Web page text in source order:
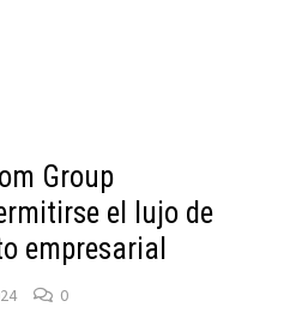
Group
el lujo de
empresarial
0